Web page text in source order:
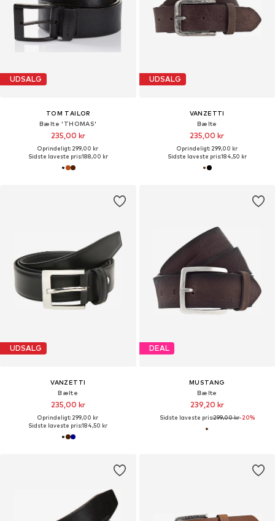
UDSALG
TOM TAILOR
Bælte 'THOMAS'
235,00 kr
Oprindeligt: 299,00 kr
Sidste laveste pris:188,00 kr
UDSALG
VANZETTI
Bælte
235,00 kr
Oprindeligt: 299,00 kr
Sidste laveste pris:184,50 kr
UDSALG
VANZETTI
Bælte
235,00 kr
Oprindeligt: 299,00 kr
Sidste laveste pris:184,50 kr
DEAL
MUSTANG
Bælte
239,20 kr
Sidste laveste pris:299,00 kr-20%